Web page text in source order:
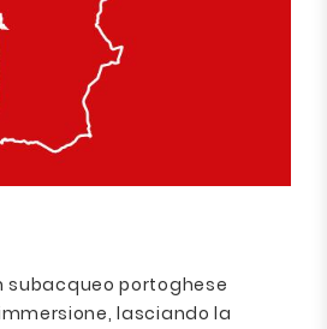
subacqueo portoghese
lasciando la